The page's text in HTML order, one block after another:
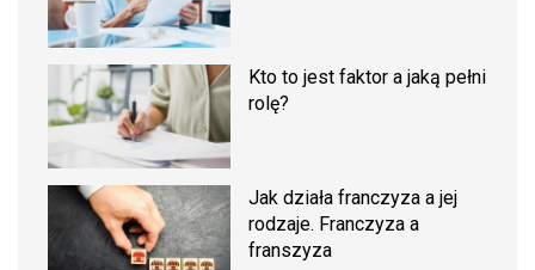
Kto to jest faktor a jaką pełni
rolę?
Jak działa franczyza a jej
rodzaje. Franczyza a
franszyza